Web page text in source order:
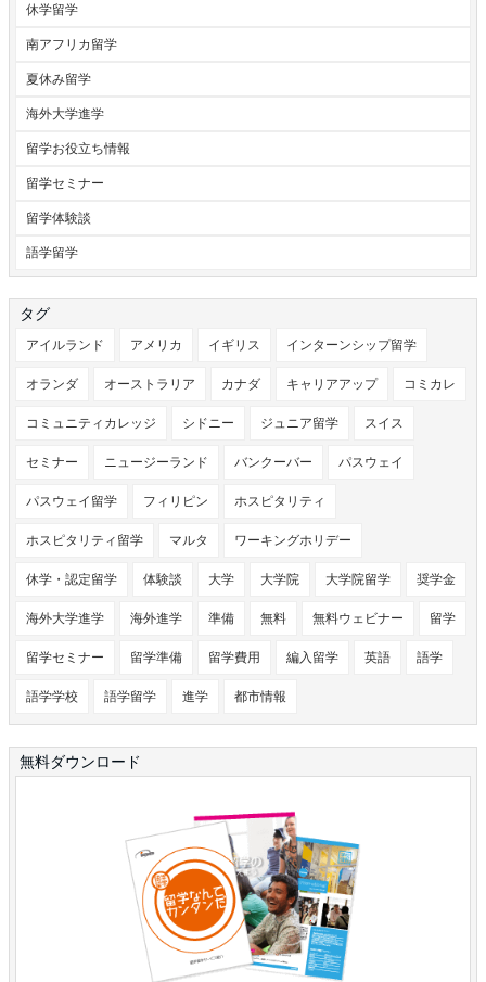
休学留学
南アフリカ留学
夏休み留学
海外大学進学
留学お役立ち情報
留学セミナー
留学体験談
語学留学
タグ
アイルランド アメリカ イギリス インターンシップ留学
オランダ オーストラリア カナダ キャリアアップ コミカレ
コミュニティカレッジ シドニー ジュニア留学 スイス
セミナー ニュージーランド バンクーバー パスウェイ
パスウェイ留学 フィリピン ホスピタリティ
ホスピタリティ留学 マルタ ワーキングホリデー
休学・認定留学 体験談 大学 大学院 大学院留学 奨学金
海外大学進学 海外進学 準備 無料 無料ウェビナー 留学
留学セミナー 留学準備 留学費用 編入留学 英語 語学
語学学校 語学留学 進学 都市情報
無料ダウンロード